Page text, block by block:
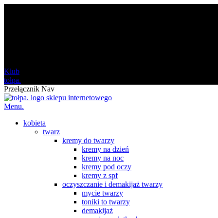
Klub
tołpa.
Przełącznik Nav
Menu.
kobieta
twarz
kremy do twarzy
kremy na dzień
kremy na noc
kremy pod oczy
kremy z spf
oczyszczanie i demakijaż twarzy
mycie twarzy
toniki to twarzy
demakijaż